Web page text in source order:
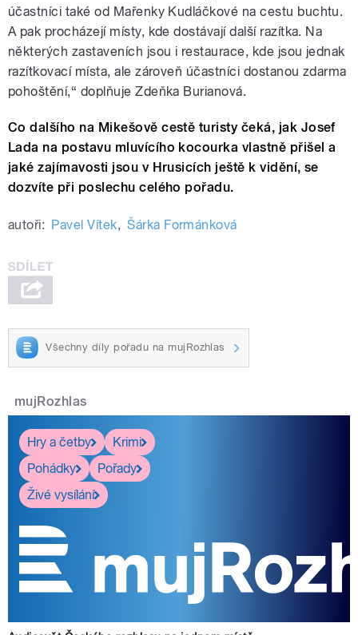
účastníci také od Mařenky Kudláčkové na cestu buchtu.
A pak procházejí místy, kde dostávají další razítka. Na
některých zastaveních jsou i restaurace, kde jsou jednak
razítkovací místa, ale zároveň účastníci dostanou zdarma
pohoštění,“ doplňuje Zdeňka Burianová.
Co dalšího na Mikešově cestě turisty čeká, jak Josef
Lada na postavu mluvícího kocourka vlastně přišel a
jaké zajímavosti jsou v Hrusicích ještě k vidění, se
dozvíte při poslechu celého pořadu.
autoři: Pavel Vítek, Šárka Formánková
Všechny díly pořadu na mujRozhlas
mujRozhlas
Hry a četby
Krimi
Pohádky
Pořady
Živé vysílání